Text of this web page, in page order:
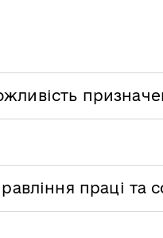
праці та